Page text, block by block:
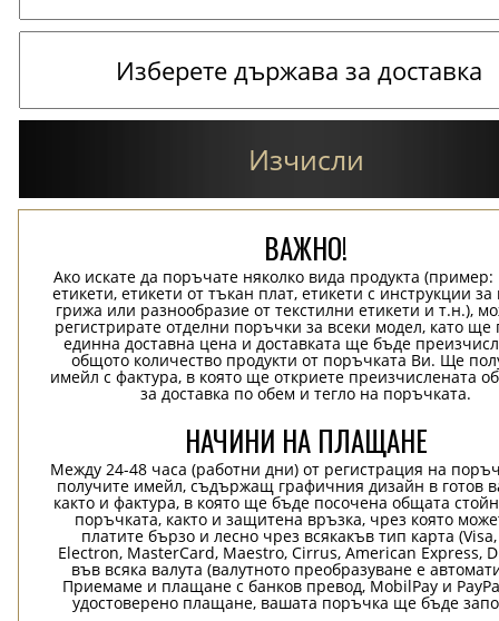
Изчисли
ВАЖНО!
Ако искате да поръчате няколко вида продукта
етикети, етикети от тъкан плат, етикети с инструкции
грижа или разнообразие от текстилни етикети и т.н.),
регистрирате отделни поръчки за всеки модел, като ще
единна доставна цена и доставката ще бъде
общото количество продукти от поръчката Ви. Ще
имейл с фактура, в която ще откриете преизчислената
за доставка по обем и тегло на поръчката.
НАЧИНИ НА ПЛАЩАНЕ
Между 24-48 часа (работни дни) от регистрация на
получите имейл, съдържащ графичния дизайн в готов
както и фактура, в която ще бъде посочена общата
поръчката, както и защитена връзка, чрез която
платите бързо и лесно чрез всякакъв тип карта
Electron, MasterCard, Maestro, Cirrus, American Express,
във всяка валута (валутното преобразуване е
Приемаме и плащане с банков превод, MobilPay и
удостоверено плащане, вашата поръчка ще бъде